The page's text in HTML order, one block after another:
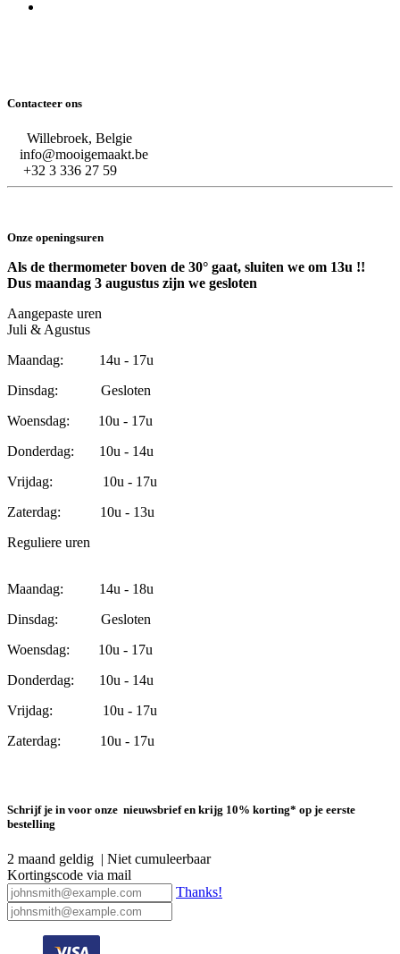
Contacteer ons
Willebroek, Belgie
info@mooigemaakt.be
+32 3 336 27 59
Onze openingsuren
Als de thermometer boven de 30° gaat, sluiten we om 13u !!
Dus maandag 3 augustus zijn we gesloten
Aangepaste uren
Juli & Agustus
Maandag: 14u - 17u
Dinsdag: Gesloten
Woensdag: 10u - 17u
Donderdag: 10u - 14u
Vrijdag: 10u - 17u
Zaterdag: 10u - 13u
Reguliere uren
Maandag: 14u - 18u
Dinsdag: Gesloten
Woensdag: 10u - 17u
Donderdag: 10u - 14u
Vrijdag: 10u - 17u
Zaterdag: 10u - 17u
Schrijf je in voor onze nieuwsbrief en krijg 10% korting* op je eerste
bestelling
2 maand geldig | Niet cumuleerbaar
Kortingscode via mail
Thanks!